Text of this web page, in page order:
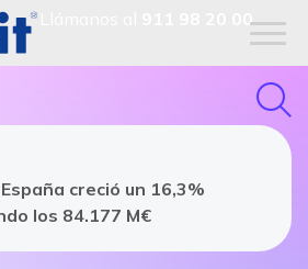
911 98 20 00
software y TIC
creció un 16,3%
los 84.177 M€